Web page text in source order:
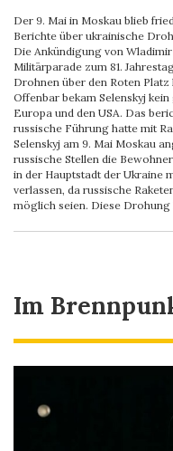
Der 9. Mai in Moskau blieb
Berichte über ukrainische
Die Ankündigung von
Militärparade zum 81.
Drohnen über den Roten
Offenbar bekam Selenskyj
Europa und den USA. Das
russische Führung hatte mit
Selenskyj am 9. Mai Moskau
russische Stellen die
in der Hauptstadt der Ukraine
verlassen, da russische
möglich seien. Diese
Im